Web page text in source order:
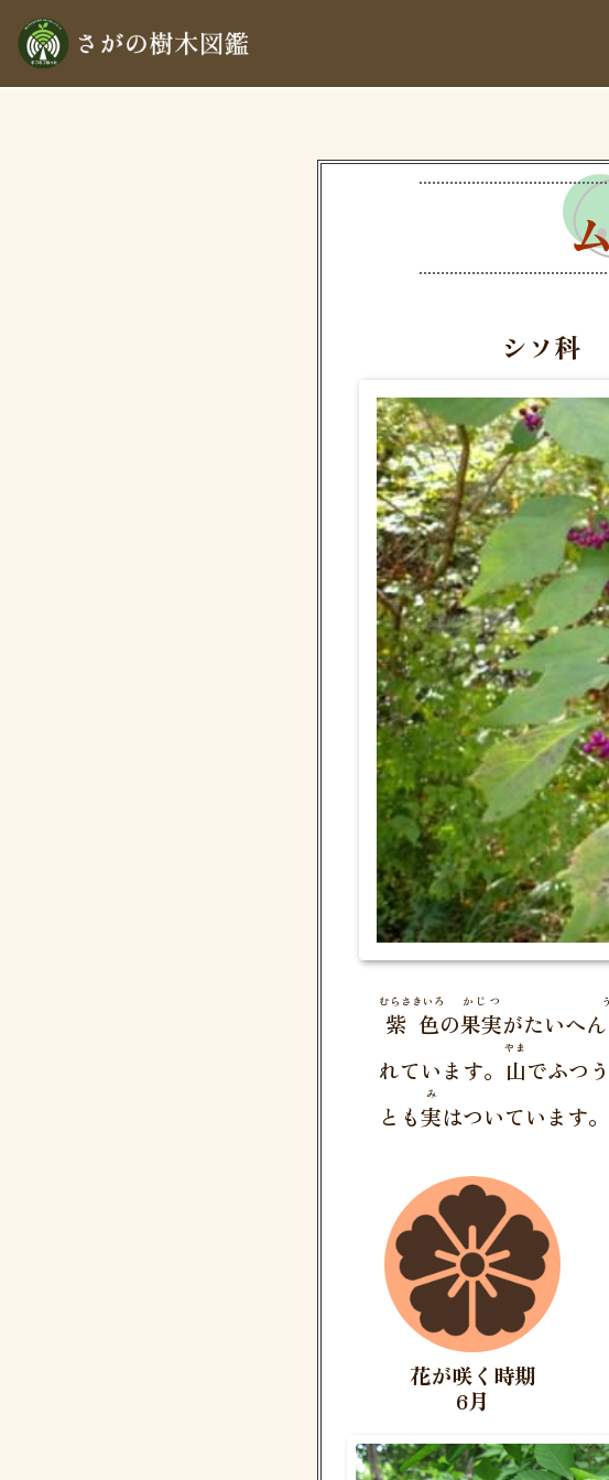
シソ科
紫色
むらさきいろ
の果実
かじつ
がたいへん
れています。 山
やま
でふつ
とも実
み
はついています。
花が咲く時期
6月